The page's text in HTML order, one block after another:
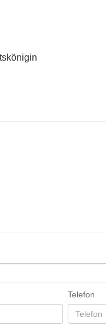
Telefon